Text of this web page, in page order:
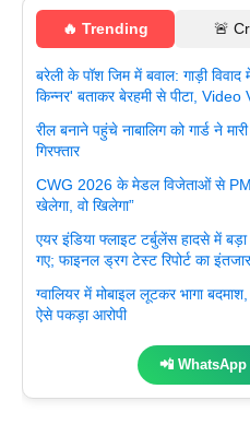
🔥 Trending 🚨
बरेली के पॉश जिम में बवाल: गाड़ी
किन्नर' बताकर बेरहमी से पीटा, Video
रील बनाने पहुंचे नाबालिग को गार्ड ने
गिरफ्तार
CWG 2026 के मेडल विजेताओं से PM
खेलेगा, वो खिलेगा”
एयर इंडिया फ्लाइट टर्बुलेंस हादसे में
गए; फाइनल ड्रग टेस्ट रिपोर्ट का इंतजार
ग्वालियर में मोबाइल लूटकर भागा
ऐसे पकड़ा आरोपी
📲 WhatsApp